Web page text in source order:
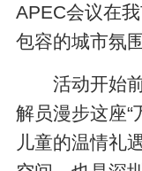
APEC会议在
包容的城市氛围
活动开始
解员漫步这座“
儿童的温情礼